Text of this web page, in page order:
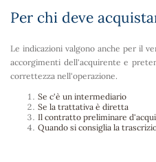
Per chi deve
Le indicazioni valgono anche per il
accorgimenti dell'acquirente e
correttezza nell'operazione.
Se c'è un intermediario
Se la trattativa è diretta
Il contratto preliminare
Quando si consiglia la